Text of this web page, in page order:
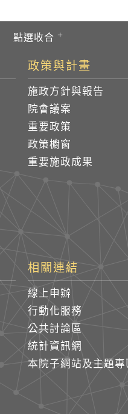
政策與計畫
施政方針與報告
院會議案
重要政策
政策櫥窗
重要施政成果
相關連結
線上申辦
行動化服務
公共討論區
統計資訊網
本院子網站及主題專